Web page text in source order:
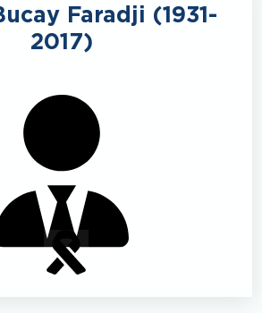
Faradji (1931-
2017)